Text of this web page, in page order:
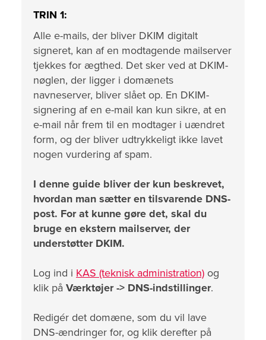
TRIN 1:
Alle e-mails, der bliver DKIM digitalt
signeret, kan af en modtagende mailserver
tjekkes for ægthed. Det sker ved at DKIM-
nøglen, der ligger i domænets
navneserver, bliver slået op. En DKIM-
signering af en e-mail kan kun sikre, at en
e-mail når frem til en modtager i uændret
form, og der bliver udtrykkeligt ikke lavet
nogen vurdering af spam.
I denne guide bliver der kun beskrevet,
hvordan man sætter en tilsvarende DNS-
post. For at kunne gøre det, skal du
bruge en ekstern mailserver, der
understøtter DKIM.
Log ind i KAS (teknisk administration) og
klik på Værktøjer -> DNS-indstillinger.
Redigér det domæne, som du vil lave
DNS-ændringer for, og klik derefter på